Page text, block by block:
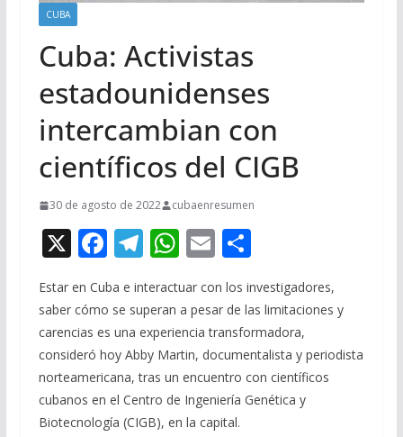
CUBA
Cuba: Activistas
estadounidenses
intercambian con
científicos del CIGB
30 de agosto de 2022 cubaenresumen
X F
ac
e
b
o
o
k
T
e
gr
a
m
W
at
s
A
p
p
E
m
ai
l
C
m
p
ar
ti
r
Estar en Cuba e interactuar con los investigadores,
saber cómo se superan a pesar de las limitaciones y
carencias es una experiencia transformadora,
consideró hoy Abby Martin, documentalista y periodista
norteamericana, tras un encuentro con científicos
cubanos en el Centro de Ingeniería Genética y
Biotecnología (CIGB), en la capital.